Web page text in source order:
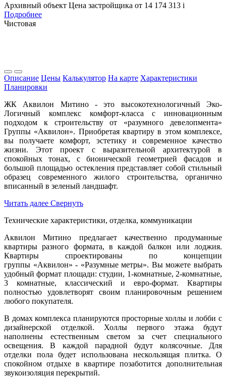
Архивный объект Цена застройщика от 14 174 313 i
Подробнее
Чистовая
Описание Цены Калькулятор На карте Характеристики
Планировки
ЖК Аквилон Митино - это высокотехнологичный Эко-
Логичный комплекс комфорт-класса с инновационным
подходом к строительству от «разумного девелопмента»
Группы «Аквилон». Приобретая квартиру в этом комплексе,
вы получаете комфорт, эстетику и современное качество
жизни. Этот проект с выразительной архитектурой в
спокойных тонах, с бионической геометрией фасадов и
большой площадью остекления представляет собой стильный
образец современного жилого строительства, органично
вписанный в зеленый ландшафт.
Читать далее Свернуть
Технические характеристики, отделка, коммуникации
Аквилон Митино предлагает качественно продуманные
квартиры разного формата, в каждой балкон или лоджия.
Квартиры спроектированы по концепции
группы «Аквилон» - «Разумные метры». Вы можете выбрать
удобный формат площади: студии, 1-комнатные, 2-комнатные,
3 комнатные, классический и евро-формат. Квартиры
полностью удовлетворят своим планировочным решением
любого покупателя.
В домах комплекса планируются просторные холлы и лобби с
дизайнерской отделкой. Холлы первого этажа будут
наполнены естественным светом за счет специального
освещения. В каждой парадной будут колясочные. Для
отделки пола будет использована нескользящая плитка. О
спокойном отдыхе в квартире позаботится дополнительная
звукоизоляция перекрытий.